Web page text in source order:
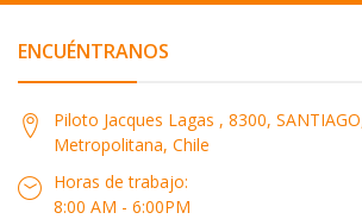
ENCUÉNTRANOS
Piloto Jacques Lagas , 8300,
Metropolitana, Chile
Horas de trabajo:
8:00 AM - 6:00PM